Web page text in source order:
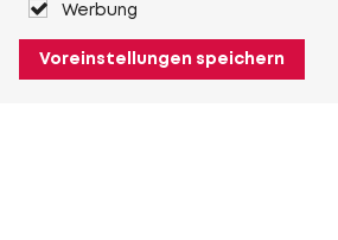
Werbung
Voreinstellungen speichern